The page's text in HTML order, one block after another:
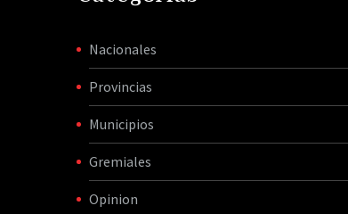
Nacionales
Provincias
Municipios
Gremiales
Opinion